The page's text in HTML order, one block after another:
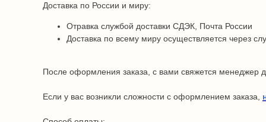
Доставка по России и миру:
Отравка службой доставки СДЭК, Почта России
Доставка по всему миру осуществляется через
После оформления заказа, с вами свяжется менеджер
Если у вас возникли сложности с оформлением заказа,